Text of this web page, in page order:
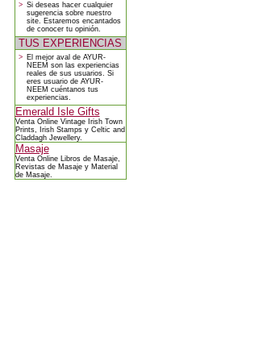
> Si deseas hacer cualquier
sugerencia sobre nuestro
site. Estaremos encantados
de conocer tu opinión.
TUS EXPERIENCIAS
>
El mejor aval de AYUR-
NEEM son las experiencias
reales de sus usuarios. Si
eres usuario de AYUR-
NEEM cuéntanos tus
experiencias.
Emerald Isle Gifts
Venta Online Vintage Irish Town
Prints, Irish Stampsy Celtic and
Claddagh Jewellery.
Masaje
Venta Online Libros de Masaje,
Revistas de Masajey Material
de Masaje.